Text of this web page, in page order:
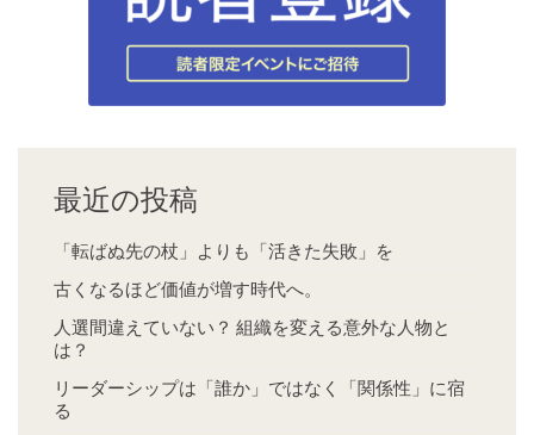
最近の投稿
「転ばぬ先の杖」よりも「活きた失敗」を
古くなるほど価値が増す時代へ。
人選間違えていない？ 組織を変える意外な人物と
は？
リーダーシップは「誰か」ではなく「関係性」に宿
る